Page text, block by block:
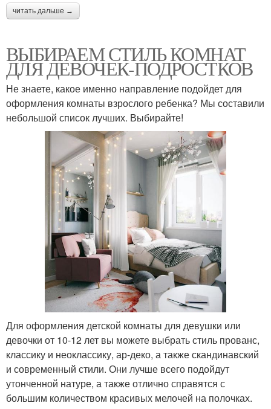
читать дальше →
ВЫБИРАЕМ СТИЛЬ КОМНАТ
ДЛЯ ДЕВОЧЕК-ПОДРОСТКОВ
Не знаете, какое именно направление подойдет для
оформления комнаты взрослого ребенка? Мы составили
небольшой список лучших. Выбирайте!
Для оформления детской комнаты для девушки или
девочки от 10-12 лет вы можете выбрать стиль прованс,
классику и неоклассику, ар-деко, а также скандинавский
и современный стили. Они лучше всего подойдут
утонченной натуре, а также отлично справятся с
большим количеством красивых мелочей на полочках.